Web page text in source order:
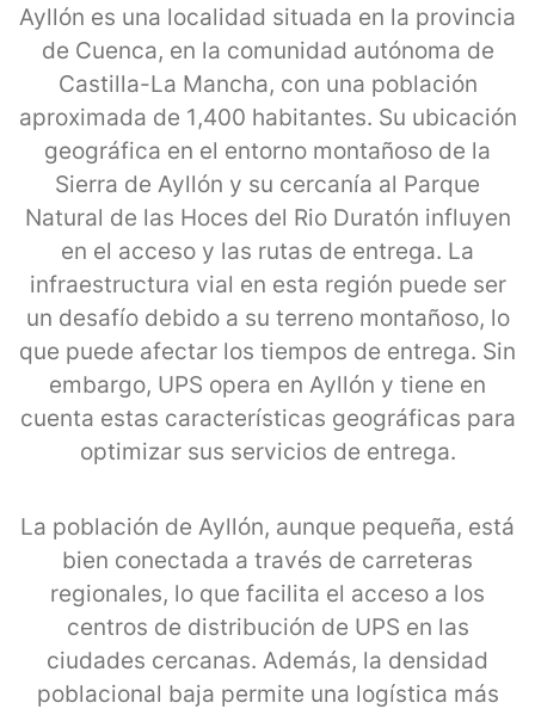
Ayllón es una localidad situada en la provincia
de Cuenca, en la comunidad autónoma de
Castilla-La Mancha, con una población
aproximada de 1,400 habitantes. Su ubicación
geográfica en el entorno montañoso de la
Sierra de Ayllón y su cercanía al Parque
Natural de las Hoces del Rio Duratón influyen
en el acceso y las rutas de entrega. La
infraestructura vial en esta región puede ser
un desafío debido a su terreno montañoso, lo
que puede afectar los tiempos de entrega. Sin
embargo, UPS opera en Ayllón y tiene en
cuenta estas características geográficas para
optimizar sus servicios de entrega.
La población de Ayllón, aunque pequeña, está
bien conectada a través de carreteras
regionales, lo que facilita el acceso a los
centros de distribución de UPS en las
ciudades cercanas. Además, la densidad
poblacional baja permite una logística más